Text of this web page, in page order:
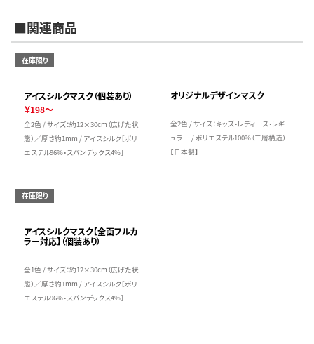
■関連商品
在庫限り
アイスシルクマスク（個装あり）
￥198～
全2色 / サイズ：約12×30cm（広げた状
態）／厚さ約1mm / アイスシルク［ポリ
エステル96%・スパンデックス4%］
オリジナルデザインマスク
全2色 / サイズ：キッズ・レディース・レギ
ュラー / ポリエステル100%（三層構造）
【日本製】
在庫限り
アイスシルクマスク【全面フルカ
ラー対応】（個装あり）
全1色 / サイズ：約12×30cm（広げた状
態）／厚さ約1mm / アイスシルク［ポリ
エステル96%・スパンデックス4%］